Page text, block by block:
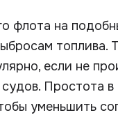
флота на
топлива.
если не
Простота
уменьшить